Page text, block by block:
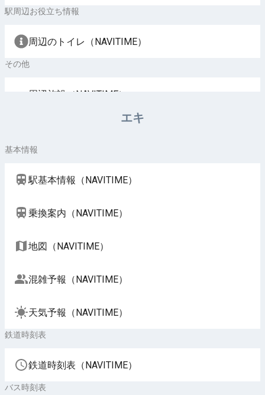
駅周辺お役立ち情報
周辺のトイレ（NAVITIME）
その他
周辺施設（NAVITIME）
エキ
基本情報
駅基本情報（NAVITIME）
乗換案内（NAVITIME）
地図（NAVITIME）
混雑予報（NAVITIME）
天気予報（NAVITIME）
鉄道時刻表
鉄道時刻表（NAVITIME）
バス時刻表